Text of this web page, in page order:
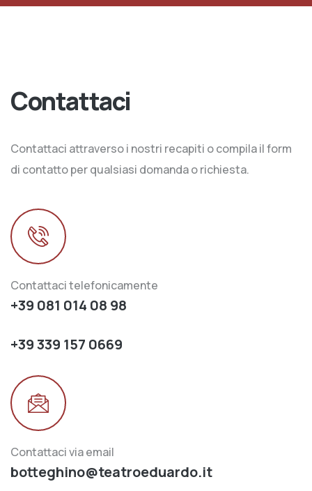
Contattaci
Contattaci attraverso i nostri recapiti o compila il form
di contatto per qualsiasi domanda o richiesta.
Contattaci telefonicamente
+39 081 014 08 98
+39 339 157 0669
Contattaci via email
botteghino@teatroeduardo.it